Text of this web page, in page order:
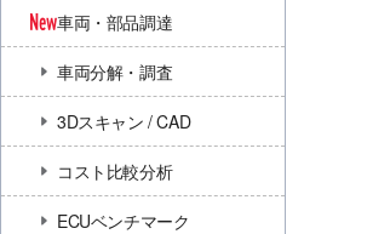
車両・部品調達
車両分解・調査
3Dスキャン / CAD
コスト比較分析
ECUベンチマーク